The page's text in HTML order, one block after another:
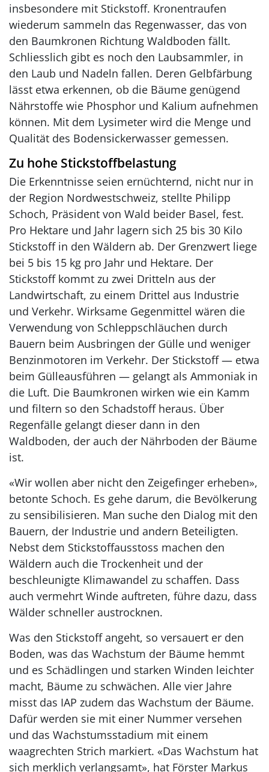
insbesondere mit Stickstoff. Kronentraufen
wiederum sammeln das Regenwasser, das von
den Baumkronen Richtung Waldboden fällt.
Schliesslich gibt es noch den Laubsammler, in
den Laub und Nadeln fallen. Deren Gelbfärbung
lässt etwa erkennen, ob die Bäume genügend
Nährstoffe wie Phosphor und Kalium aufnehmen
können. Mit dem Lysimeter wird die Menge und
Qualität des Bodensickerwasser gemessen.
Zu hohe Stickstoffbelastung
Die Erkenntnisse seien ernüchternd, nicht nur in
der Region Nordwestschweiz, stellte Philipp
Schoch, Präsident von Wald beider Basel, fest.
Pro Hektare und Jahr lagern sich 25 bis 30 Kilo
Stickstoff in den Wäldern ab. Der Grenzwert liege
bei 5 bis 15 kg pro Jahr und Hektare. Der
Stickstoff kommt zu zwei Dritteln aus der
Landwirtschaft, zu einem Drittel aus Industrie
und Verkehr. Wirksame Gegenmittel wären die
Verwendung von Schleppschläuchen durch
Bauern beim Ausbringen der Gülle und weniger
Benzinmotoren im Verkehr. Der Stickstoff — etwa
beim Gülleausführen — gelangt als Ammoniak in
die Luft. Die Baumkronen wirken wie ein Kamm
und filtern so den Schadstoff heraus. Über
Regenfälle gelangt dieser dann in den
Waldboden, der auch der Nährboden der Bäume
ist.
«Wir wollen aber nicht den Zeigefinger erheben»,
betonte Schoch. Es gehe darum, die Bevölkerung
zu sensibilisieren. Man suche den Dialog mit den
Bauern, der Industrie und andern Beteiligten.
Nebst dem Stickstoffausstoss machen den
Wäldern auch die Trockenheit und der
beschleunigte Klimawandel zu schaffen. Dass
auch vermehrt Winde auftreten, führe dazu, dass
Wälder schneller austrocknen.
Was den Stickstoff angeht, so versauert er den
Boden, was das Wachstum der Bäume hemmt
und es Schädlingen und starken Winden leichter
macht, Bäume zu schwächen. Alle vier Jahre
misst das IAP zudem das Wachstum der Bäume.
Dafür werden sie mit einer Nummer versehen
und das Wachstumsstadium mit einem
waagrechten Strich markiert. «Das Wachstum hat
sich merklich verlangsamt», hat Förster Markus